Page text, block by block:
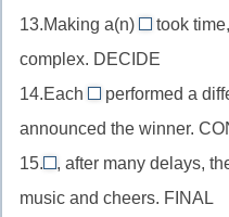
после
притяжательного
13.Making a(n)
//
в
качестве
дополнения,
took
complex. DECIDE
14.Each
contestant
//
существительное
после
performed a
announced the winner.
15.
Finally
//
, after many delays,
music and cheers. FINAL